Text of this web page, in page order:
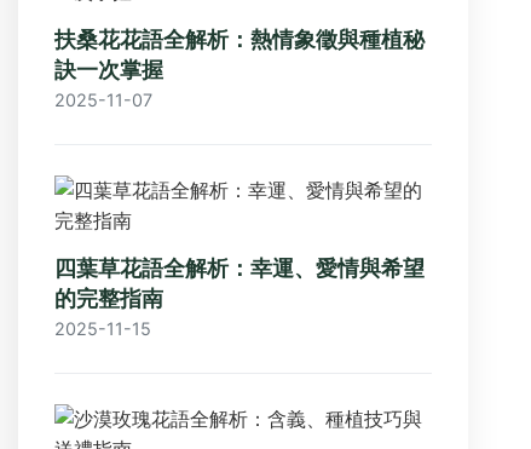
扶桑花花語全解析：熱情象徵與種植秘
訣一次掌握
2025-11-07
四葉草花語全解析：幸運、愛情與希望
的完整指南
2025-11-15